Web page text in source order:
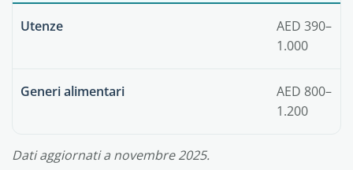
Utenze
AED 390–
1.000
Generi alimentari
AED 800–
1.200
Dati aggiornati a novembre 2025.